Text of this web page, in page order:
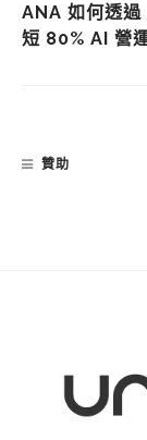
ANA 如何透
短 80% AI 營
贊助